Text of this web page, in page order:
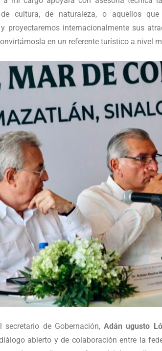
de cultura, de naturaleza, o aquellos
proyectaremos internacionalmente sus
en un referente turístico a nivel
secretario de Gobernación,Adán ugusto
abierto y de colaboración entre la